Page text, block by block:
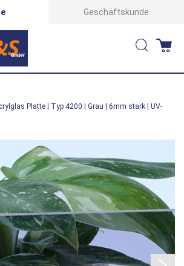
Geschäftskunde
Suche
Platte | Typ 4200 | Grau | 6mm stark | UV-